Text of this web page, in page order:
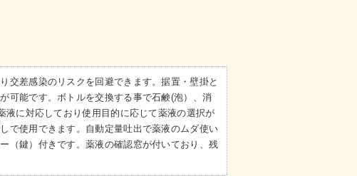
交差感染のリスクを回避できます。据置・壁掛と
可能です。ボトルを交換する事で石鹸(泡）、消
液に対応しており使用目的に応じて薬液の選択が
で使用できます。自動定量吐出で薬液のムダ使い
（鍵）付きです。薬液の確認窓が付いており、残